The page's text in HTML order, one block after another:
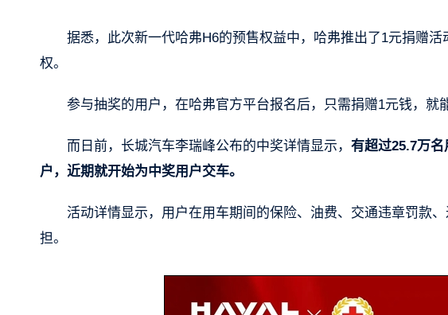
据悉，此次新一代哈弗H6的预售权益中，哈弗推出了1元捐赠
权。
参与抽奖的用户，在哈弗官方平台报名后，只需捐赠1元钱，
而日前，长城汽车李瑞峰公布的中奖详情显示， 有超过25.7万
户，近期就开始为中奖用户交车。
活动详情显示，用户在用车期间的保险、油费、交通违章罚款
担。